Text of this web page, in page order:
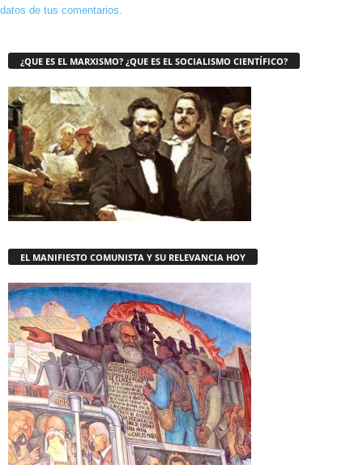
datos de tus comentarios.
¿QUE ES EL MARXISMO? ¿QUE ES EL SOCIALISMO CIENTÍFICO?
EL MANIFIESTO COMUNISTA Y SU RELEVANCIA HOY